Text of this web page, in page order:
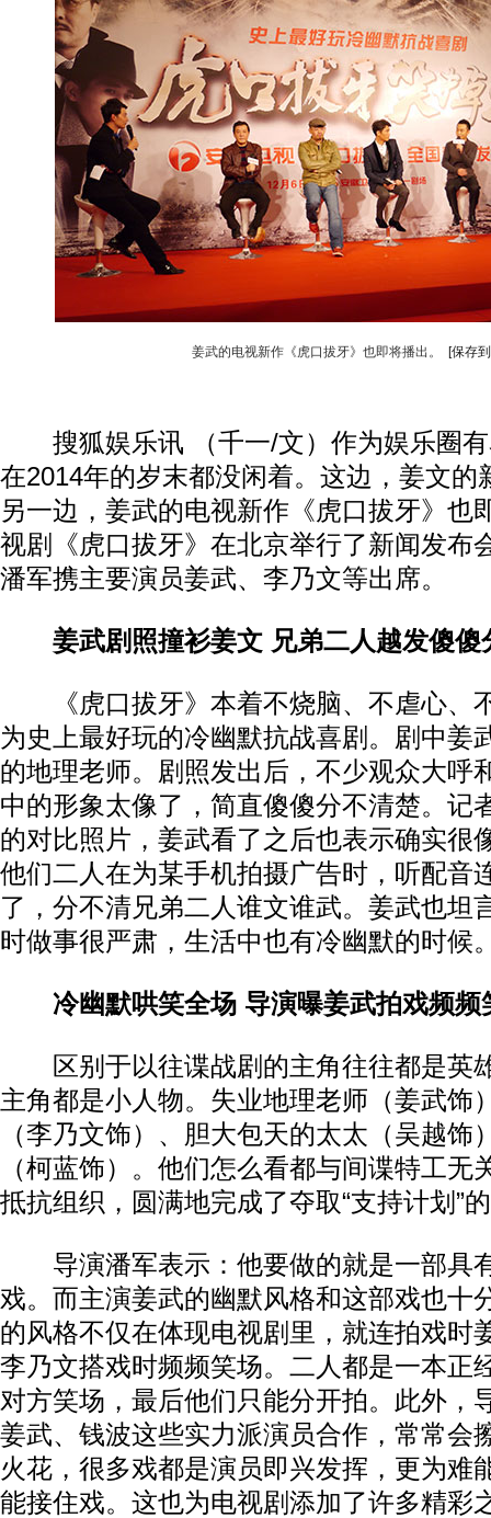
姜武的电视新作《虎口拔牙》也即将播出。 [保存
搜狐娱乐讯 （千一/文）作为娱乐圈有
在2014年的岁末都没闲着。这边，姜文的
另一边，姜武的电视新作《虎口拔牙》也
视剧《虎口拔牙》在北京举行了新闻发布
潘军携主要演员姜武、李乃文等出席。
姜武剧照撞衫姜文 兄弟二人越发傻傻
《虎口拔牙》本着不烧脑、不虐心、
为史上最好玩的冷幽默抗战喜剧。剧中姜
的地理老师。剧照发出后，不少观众大呼
中的形象太像了，简直傻傻分不清楚。记
的对比照片，姜武看了之后也表示确实很
他们二人在为某手机拍摄广告时，听配音
了，分不清兄弟二人谁文谁武。姜武也坦
时做事很严肃，生活中也有冷幽默的时候
冷幽默哄笑全场 导演曝姜武拍戏频频
区别于以往谍战剧的主角往往都是英
主角都是小人物。失业地理老师（姜武饰
（李乃文饰）、胆大包天的太太（吴越饰
（柯蓝饰）。他们怎么看都与间谍特工无
抵抗组织，圆满地完成了夺取“支持计划”
导演潘军表示：他要做的就是一部具
戏。而主演姜武的幽默风格和这部戏也十
的风格不仅在体现电视剧里，就连拍戏时
李乃文搭戏时频频笑场。二人都是一本正
对方笑场，最后他们只能分开拍。此外，
姜武、钱波这些实力派演员合作，常常会
火花，很多戏都是演员即兴发挥，更为难
能接住戏。这也为电视剧添加了许多精彩